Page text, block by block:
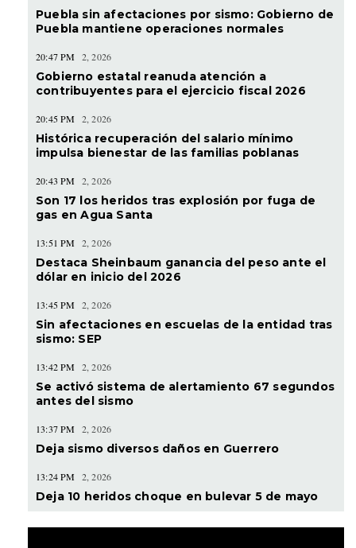
Puebla sin afectaciones por sismo: Gobierno de
Puebla mantiene operaciones normales
20:47 PM 2, 2026
Gobierno estatal reanuda atención a
contribuyentes para el ejercicio fiscal 2026
20:45 PM 2, 2026
Histórica recuperación del salario mínimo
impulsa bienestar de las familias poblanas
20:43 PM 2, 2026
Son 17 los heridos tras explosión por fuga de
gas en Agua Santa
13:51 PM 2, 2026
Destaca Sheinbaum ganancia del peso ante el
dólar en inicio del 2026
13:45 PM 2, 2026
Sin afectaciones en escuelas de la entidad tras
sismo: SEP
13:42 PM 2, 2026
Se activó sistema de alertamiento 67 segundos
antes del sismo
13:37 PM 2, 2026
Deja sismo diversos daños en Guerrero
13:24 PM 2, 2026
Deja 10 heridos choque en bulevar 5 de mayo